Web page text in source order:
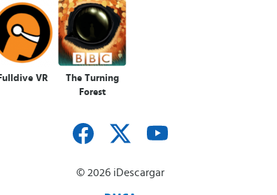
Fulldive VR
The Turning
Forest
© 2026 iDescargar